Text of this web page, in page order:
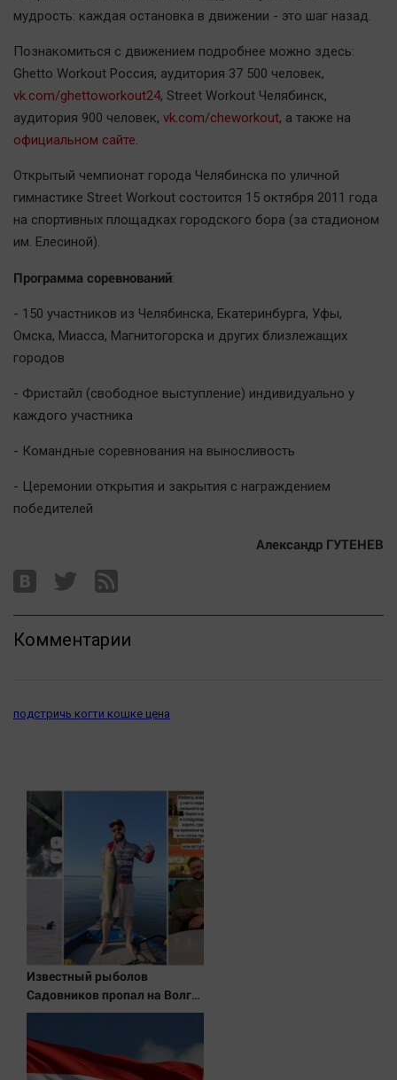
мудрость: каждая остановка в движении - это шаг назад.
Познакомиться с движением подробнее можно здесь:
Ghetto Workout Россия, аудитория 37 500 человек,
vk.com/ghettoworkout24, Street Workout Челябинск,
аудитория 900 человек, vk.com/cheworkout, а также на
официальном сайте.
Открытый чемпионат города Челябинска по уличной
гимнастике Street Workout состоится 15 октября 2011 года
на спортивных площадках городского бора (за стадионом
им. Елесиной).
Программа соревнований:
- 150 участников из Челябинска, Екатеринбурга, Уфы,
Омска, Миасса, Магнитогорска и других близлежащих
городов
- Фристайл (свободное выступление) индивидуально у
каждого участника
- Командные соревнования на выносливость
- Церемонии открытия и закрытия с награждением
победителей
Александр ГУТЕНЕВ
Комментарии
подстричь когти кошке цена
Известный рыболов
Садовников пропал на Волге
во время шторма